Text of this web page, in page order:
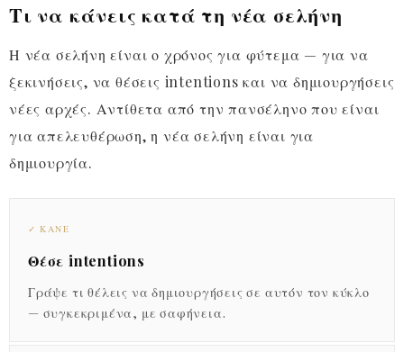
Τι να κάνεις κατά τη νέα σελήνη
Η νέα σελήνη είναι ο χρόνος για φύτεμα — για να
ξεκινήσεις, να θέσεις intentions και να δημιουργήσεις
νέες αρχές. Αντίθετα από την πανσέληνο που είναι
για απελευθέρωση, η νέα σελήνη είναι για
δημιουργία.
✓ ΚΆΝΕ
Θέσε intentions
Γράψε τι θέλεις να δημιουργήσεις σε αυτόν τον κύκλο
— συγκεκριμένα, με σαφήνεια.